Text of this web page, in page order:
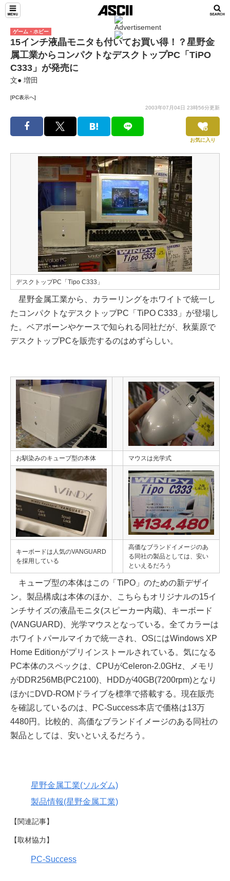
ゲーム・ホビー
15インチ液晶モニタも付いてお買い得！？星野金
属工業からコンパクトなデスクトップPC「TiPO
C333」が発売に
文● 増田
[PC表示へ]
2003年07月04日 23時56分更新
お気に入り
デスクトップPC「Tipo C333」
星野金属工業から、カラーリングをホワイトで統一し
たコンパクトなデスクトップPC「TiPO C333」が登場し
た。ベアボーンやケースで知られる同社だが、秋葉原で
デスクトップPCを販売するのはめずらしい。
お馴染みのキューブ型の本体 マウスは光学式
キーボードは人気のVANGUARD
を採用している
高価なブランドイメージのあ
る同社の製品としては、安い
といえるだろう
キューブ型の本体はこの「TiPO」のための新デザイ
ン。製品構成は本体のほか、こちらもオリジナルの15イ
ンチサイズの液晶モニタ(スピーカー内蔵)、キーボード
(VANGUARD)、光学マウスとなっている。全てカラーは
ホワイトパールマイカで統一され、OSにはWindows XP
Home Editionがプリインストールされている。気になる
PC本体のスペックは、CPUがCeleron-2.0GHz、メモリ
がDDR256MB(PC2100)、HDDが40GB(7200rpm)となり
ほかにDVD-ROMドライブを標準で搭載する。現在販売
を確認しているのは、PC-Success本店で価格は13万
4480円。比較的、高価なブランドイメージのある同社の
製品としては、安いといえるだろう。
星野金属工業(ソルダム)
製品情報(星野金属工業)
【関連記事】
【取材協力】
PC-Success